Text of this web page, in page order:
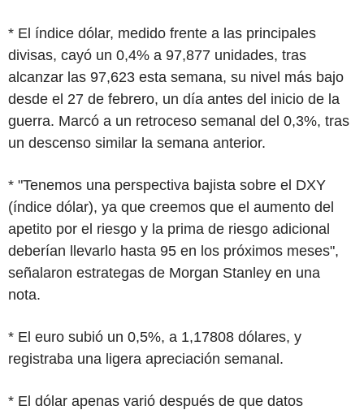
* El índice dólar, medido frente a las principales
divisas, cayó un 0,4% a 97,877 unidades, tras
alcanzar las 97,623 esta semana, su nivel más bajo
desde el 27 de febrero, un día antes del inicio de la
guerra. Marcó a un retroceso semanal del 0,3%, tras
un descenso similar la semana anterior.
* "Tenemos una perspectiva bajista sobre el DXY
(índice dólar), ya que creemos que el aumento del
apetito por el riesgo y la prima de riesgo adicional
deberían llevarlo hasta 95 en los próximos meses",
señalaron estrategas de Morgan Stanley en una
nota.
* El euro subió un 0,5%, a 1,17808 dólares, y
registraba una ligera apreciación semanal.
* El dólar apenas varió después de que datos